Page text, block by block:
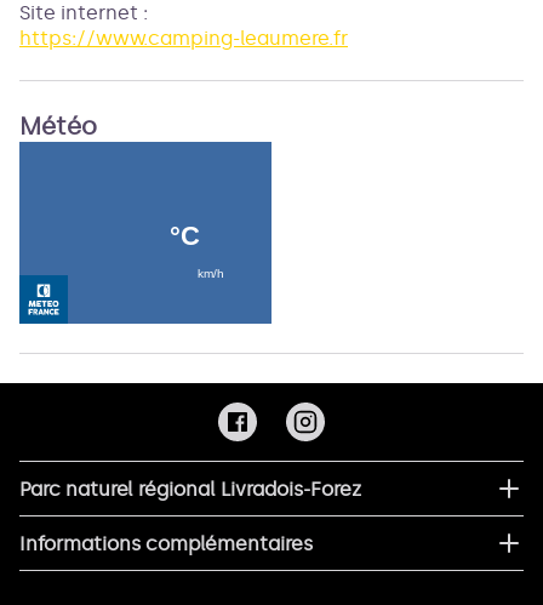
Site internet :
https://www.camping-leaumere.fr
Météo
Parc naturel régional Livradois-Forez
Informations complémentaires